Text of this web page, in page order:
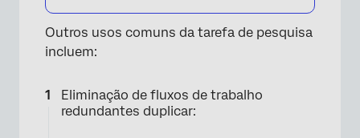
Outros usos comuns da tarefa de pesquisa
incluem:
Eliminação de fluxos de trabalho
redundantes duplicar: